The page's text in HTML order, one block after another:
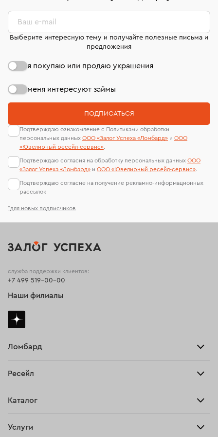
комиссионных украшений и часов смотрите на
странице«Возврат украшений»
лабораторий
*для новых подписчиков
Ваш e-mail
Выберите интересную тему и получайте полезные письма и
предложения
я покупаю или продаю украшения
меня интересуют займы
ПОДПИСАТЬСЯ
Подтверждаю ознакомление с Политиками обработки
персональных данных ООО «Залог Успеха «Ломбард» и ООО
«Ювелирный ресейл-сервиc».
Подтверждаю согласия на обработку персональных данных ООО
«Залог Успеха «Ломбард» и ООО «Ювелирный ресейл-сервиc».
Подтверждаю согласие на получение рекламно-информационных
рассылок
Ломбард
Тарифы
Ресейл
Купить
Каталог
Услуги
служба поддержки клиентов:
+7 499 519-00-00
Наши филиалы